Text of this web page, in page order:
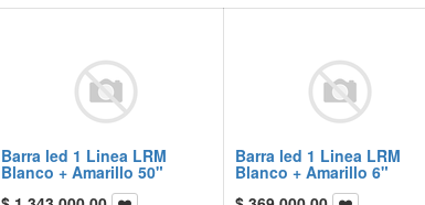
Barra led 1 Linea LRM
Blanco + Amarillo 50"
Barra led 1 Linea LRM
Blanco + Amarillo 6"